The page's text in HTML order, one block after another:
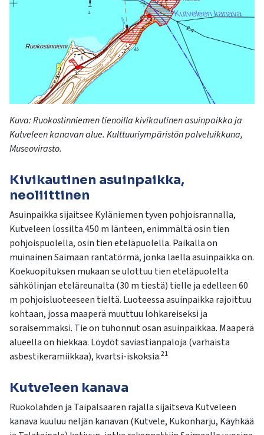
kosketus-
Kuva:Ruokostinniementienoilla kivikautinen asuinpaikka ja
Kutveleenkanavan alue. Kulttuuriympäristön palveluikkuna,
Museovirasto.
Kivikautinen asuinpaikka,
neoliittinen
Asuinpaikka sijaitsee Kyläniemen tyven pohjoisrannalla,
Kutveleen lossilta 450 m länteen, enimmältä osin tien
pohjoispuolella, osin tien eteläpuolella. Paikalla on
muinainen Saimaan rantatörmä, jonka laella asuinpaikka on.
Koekuopituksen mukaan se ulottuu tien eteläpuolelta
sähkölinjan eteläreunalta (30 m tiestä) tielle ja edelleen 60
m pohjoisluoteeseen tieltä. Luoteessa asuinpaikka rajoittuu
kohtaan, jossa maaperä muuttuu lohkareiseksi ja
soraisemmaksi. Tie on tuhonnut osan asuinpaikkaa. Maaperä
alueella on hiekkaa. Löydöt saviastianpaloja (varhaista
asbestikeramiikkaa), kvartsi-iskoksia.21
Kutveleen kanava
Ruokolahden ja Taipalsaaren rajalla sijaitseva Kutveleen
kanava kuuluu neljän kanavan (Kutvele, Kukonharju, Käyhkää